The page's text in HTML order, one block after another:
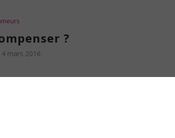
?
mars 2016
parler de bouffe pour le coup et pas de « nourriture »). Sans
à certaines périodes de ma vie. Je me mets alors à